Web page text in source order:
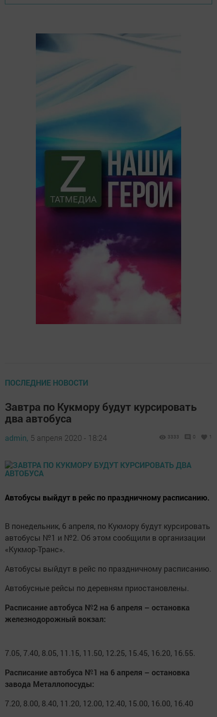
ПОСЛЕДНИЕ НОВОСТИ
Завтра по Кукмору будут курсировать
два автобуса
admin, 5 апреля 2020 - 18:24 3333 0 1
Автобусы выйдут в рейс по праздничному расписанию.
В понедельник, 6 апреля, по Кукмору будут курсировать
автобусы №1 и №2. Об этом сообщили в организации
«Кукмор-Транс».
Автобусы выйдут в рейс по праздничному расписанию.
Автобусные рейсы по деревням приостановлены.
Расписание автобуса №2 на 6 апреля – остановка
железнодорожный вокзал:
7.05, 7.40, 8.05, 11.15, 11.50, 12.25, 15.45, 16.20, 16.55.
Расписание автобуса №1 на 6 апреля – остановка
завода Металлопосуды:
7.20, 8.00, 8.40, 11.20, 12.00, 12.40, 15.00, 16.00, 16.40